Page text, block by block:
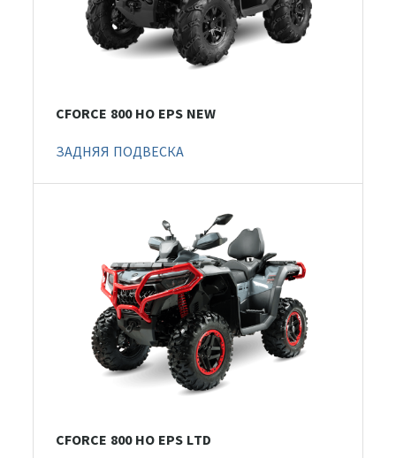
CFORCE 800 HO EPS NEW
ЗАДНЯЯ ПОДВЕСКА
CFORCE 800 HO EPS LTD